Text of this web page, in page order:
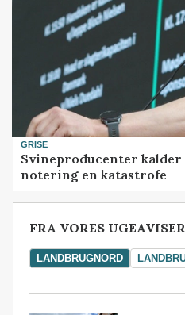
GRISE
Svineproducenter kalder
notering en katastrofe
FRA VORES UGEAVISER
LANDBRUGNORD